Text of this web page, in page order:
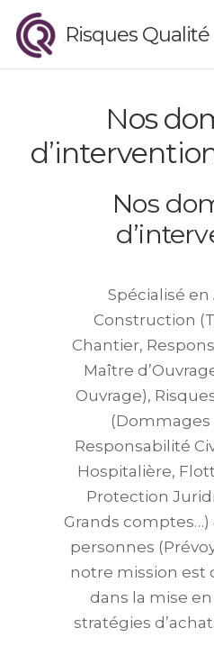
Risques Qualité
Nos
Nos
Spécialisé en
Construction
Chantier,
Maître
Ouvrage),
(Dommages
Responsabilité
Hospitalière,
Protection
Grands comptes…)
personnes
notre mission est
dans la mise
stratégies